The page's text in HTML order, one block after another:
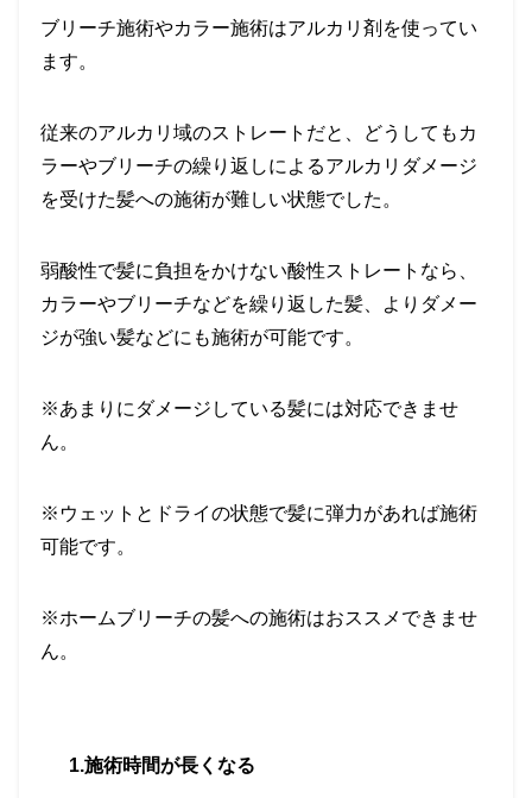
ブリーチ施術やカラー施術はアルカリ剤を使ってい
ます。
従来のアルカリ域のストレートだと、どうしても カ
ラーやブリーチの繰り返しによるアルカリダメージ
を受けた髪への施術が難しい状態でした。
弱酸性で髪に負担をかけない酸性ストレートなら、
カラーやブリーチなどを繰り返した髪、よりダメー
ジが強い髪などにも施術が可能です。
※あまりにダメージしている髪には対応できませ
ん。
※ ウェットとドライの状態で髪に弾力があれば施術
可能です。
※ホームブリーチの髪への施術はおススメできませ
ん。
1.施術時間が長くなる